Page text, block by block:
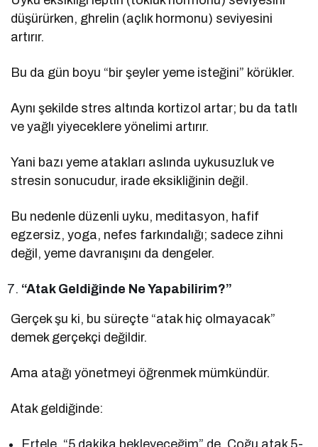
düşürürken, ghrelin (açlık hormonu) seviyesini
artırır.
Bu da gün boyu “bir şeyler yeme isteğini” körükler.
Aynı şekilde stres altında kortizol artar; bu da tatlı
ve yağlı yiyeceklere yönelimi artırır.
Yani bazı yeme atakları aslında uykusuzluk ve
stresin sonucudur, irade eksikliğinin değil.
Bu nedenle düzenli uyku, meditasyon, hafif
egzersiz, yoga, nefes farkındalığı; sadece zihni
değil, yeme davranışını da dengeler.
“Atak Geldiğinde Ne Yapabilirim?”
Gerçek şu ki, bu süreçte “atak hiç olmayacak”
demek gerçekçi değildir.
Ama atağı yönetmeyi öğrenmek mümkündür.
Atak geldiğinde:
Ertele. “5 dakika bekleyeceğim” de. Çoğu atak 5-